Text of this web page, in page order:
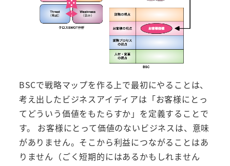
BSCで戦略マップを作る上で最初にやることは、
考え出したビジネスアイディアは「お客様にとっ
てどういう価値をもたらすか」を定義することで
す。 お客様にとって価値のないビジネスは、意味
がありません。そこから利益につながることはあ
りません（ごく短期的にはあるかもしれません